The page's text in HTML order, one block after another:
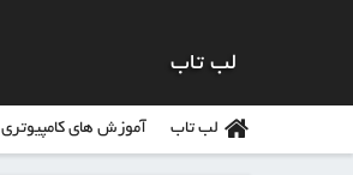
لب تاب
لب تاب آموزش های کامپیوتری